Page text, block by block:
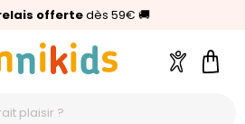
offertedès 59€ 🚚
2025 :Annikids N°1
5(24 000 avis clients)
Compte